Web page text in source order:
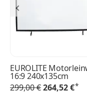
EUROLITE
16:9 240x135cm
299,00 €264,52 €*